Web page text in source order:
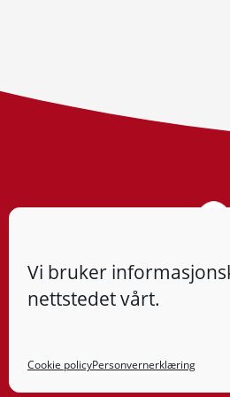
Vi bruker
nettstedet vårt.
Cookie policyPersonvernerklæring